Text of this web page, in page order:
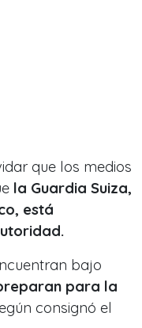
que los medios
la Guardia Suiza,
está
bajo
para la
consignó el